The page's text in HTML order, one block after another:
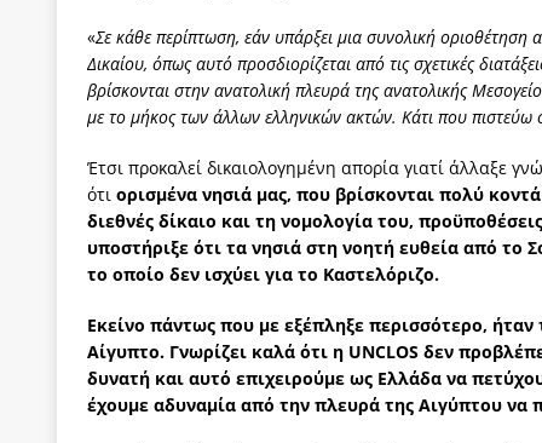
«Σε κάθε περίπτωση, εάν υπάρξει μια συνολική
Δικαίου, όπως αυτό προσδιορίζεται από τις σχετικές
βρίσκονται στην ανατολική πλευρά της ανατολικής
με το μήκος των άλλων ελληνικών ακτών. Κάτι που πιστεύω
Έτσι προκαλεί δικαιολογημένη απορία γιατί άλλαξε
ότι ορισμένα νησιά μας, που βρίσκονται πολύ
διεθνές δίκαιο και τη νομολογία του,
υποστήριξε ότι τα νησιά στη νοητή ευθεία από το
το οποίο δεν ισχύει για το Καστελόριζο.
Εκείνο πάντως που με εξέπληξε περισσότερο,
Αίγυπτο. Γνωρίζει καλά ότι η UNCLOS δεν
δυνατή και αυτό επιχειρούμε ως Ελλάδα να
έχουμε αδυναμία από την πλευρά της Αιγύπτου